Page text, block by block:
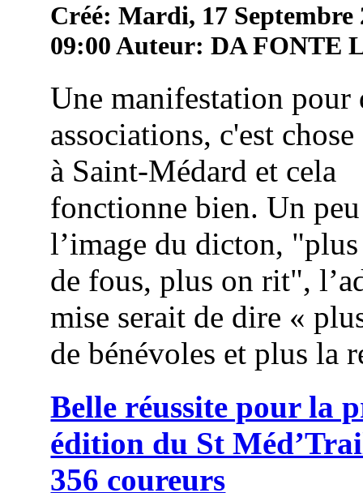
Créé: Mardi, 17 Septembre
09:00Auteur: DA FONTE
Une manifestation pour
associations, c'est
à Saint-Médard et cela
fonctionne bien. Un
l’image du dicton,
de fous, plus on rit",
mise serait de dire «
de bénévoles et plus la
Belle réussite pour la
édition du St
356 coureurs